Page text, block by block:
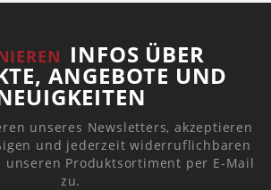
INFOS ÜBER
ANGEBOTE UND
unseres Newsletters, akzeptieren
und jederzeit widerruflichbaren
Produktsortiment per E-Mail
zu.